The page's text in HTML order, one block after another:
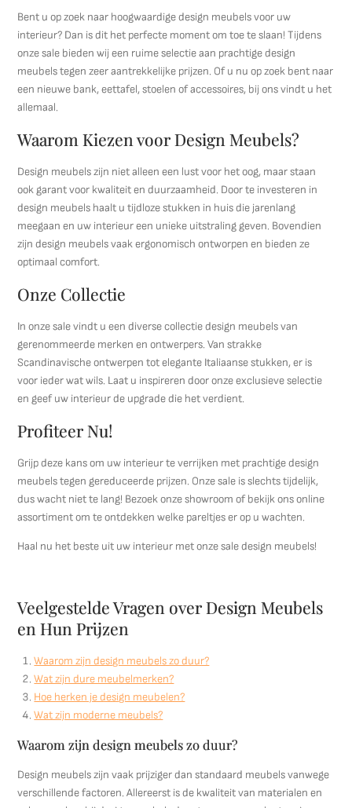
Bent u op zoek naar hoogwaardige design meubels voor uw
interieur? Dan is dit het perfecte moment om toe te slaan! Tijdens
onze sale bieden wij een ruime selectie aan prachtige design
meubels tegen zeer aantrekkelijke prijzen. Of u nu op zoek bent naar
een nieuwe bank, eettafel, stoelen of accessoires, bij ons vindt u het
allemaal.
Waarom Kiezen voor Design Meubels?
Design meubels zijn niet alleen een lust voor het oog, maar staan
ook garant voor kwaliteit en duurzaamheid. Door te investeren in
design meubels haalt u tijdloze stukken in huis die jarenlang
meegaan en uw interieur een unieke uitstraling geven. Bovendien
zijn design meubels vaak ergonomisch ontworpen en bieden ze
optimaal comfort.
Onze Collectie
In onze sale vindt u een diverse collectie design meubels van
gerenommeerde merken en ontwerpers. Van strakke
Scandinavische ontwerpen tot elegante Italiaanse stukken, er is
voor ieder wat wils. Laat u inspireren door onze exclusieve selectie
en geef uw interieur de upgrade die het verdient.
Profiteer Nu!
Grijp deze kans om uw interieur te verrijken met prachtige design
meubels tegen gereduceerde prijzen. Onze sale is slechts tijdelijk,
dus wacht niet te lang! Bezoek onze showroom of bekijk ons online
assortiment om te ontdekken welke pareltjes er op u wachten.
Haal nu het beste uit uw interieur met onze sale design meubels!
Veelgestelde Vragen over Design Meubels
en Hun Prijzen
Waarom zijn design meubels zo duur?
Wat zijn dure meubelmerken?
Hoe herken je design meubelen?
Wat zijn moderne meubels?
Waarom zijn design meubels zo duur?
Design meubels zijn vaak prijziger dan standaard meubels vanwege
verschillende factoren. Allereerst is de kwaliteit van materialen en